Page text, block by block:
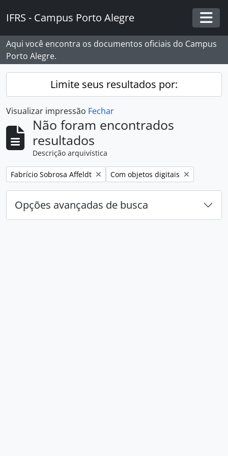
IFRS - Campus Porto Alegre
Aqui você encontra os documentos oficiais do Campus
Porto Alegre.
Limite seus resultados por:
Visualizar impressão Fechar
Não foram encontrados
resultados
Descrição arquivística
Remover filtro:
Fabrício Sobrosa Affeldt Remover filtro:
Com objetos digitais
Opções avançadas de busca